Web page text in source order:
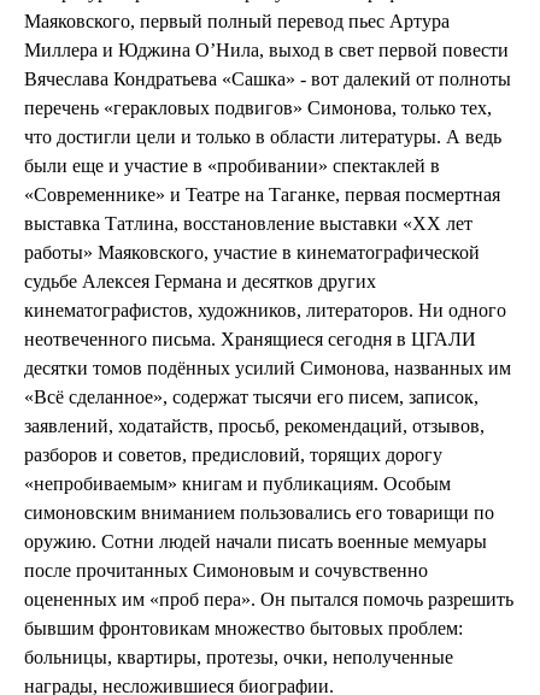
Маяковского, первый полный перевод пьес Артура
Миллера и Юджина О’Нила, выход в свет первой повести
Вячеслава Кондратьева «Сашка» - вот далекий от полноты
перечень «геракловых подвигов» Симонова, только тех,
что достигли цели и только в области литературы. А ведь
были еще и участие в «пробивании» спектаклей в
«Современнике» и Театре на Таганке, первая посмертная
выставка Татлина, восстановление выставки «ХХ лет
работы» Маяковского, участие в кинематографической
судьбе Алексея Германа и десятков других
кинематографистов, художников, литераторов. Ни одного
неотвеченного письма. Хранящиеся сегодня в ЦГАЛИ
десятки томов подённых усилий Симонова, названных им
«Всё сделанное», содержат тысячи его писем, записок,
заявлений, ходатайств, просьб, рекомендаций, отзывов,
разборов и советов, предисловий, торящих дорогу
«непробиваемым» книгам и публикациям. Особым
симоновским вниманием пользовались его товарищи по
оружию. Сотни людей начали писать военные мемуары
после прочитанных Симоновым и сочувственно
оцененных им «проб пера». Он пытался помочь разрешить
бывшим фронтовикам множество бытовых проблем:
больницы, квартиры, протезы, очки, неполученные
награды, несложившиеся биографии.